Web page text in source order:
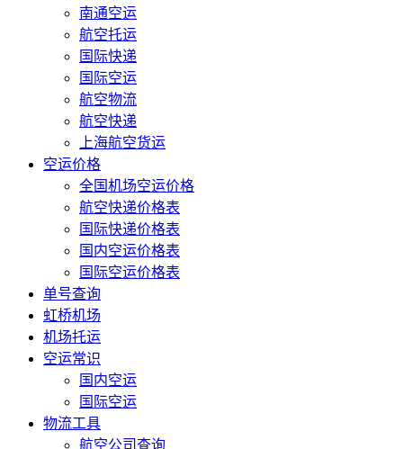
南通空运
航空托运
国际快递
国际空运
航空物流
航空快递
上海航空货运
空运价格
全国机场空运价格
航空快递价格表
国际快递价格表
国内空运价格表
国际空运价格表
单号查询
虹桥机场
机场托运
空运常识
国内空运
国际空运
物流工具
航空公司查询